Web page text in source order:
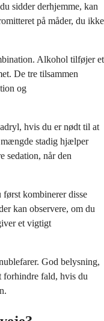
sidder derhjemme, kan
på måder, du ikke
Alkohol tilføjer et
De tre tilsammen
og
hvis du er nødt til at
stadig hjælper
sedation, når den
kombinerer disse
kan observere, om du
et vigtigt
God belysning,
forhindre fald, hvis du